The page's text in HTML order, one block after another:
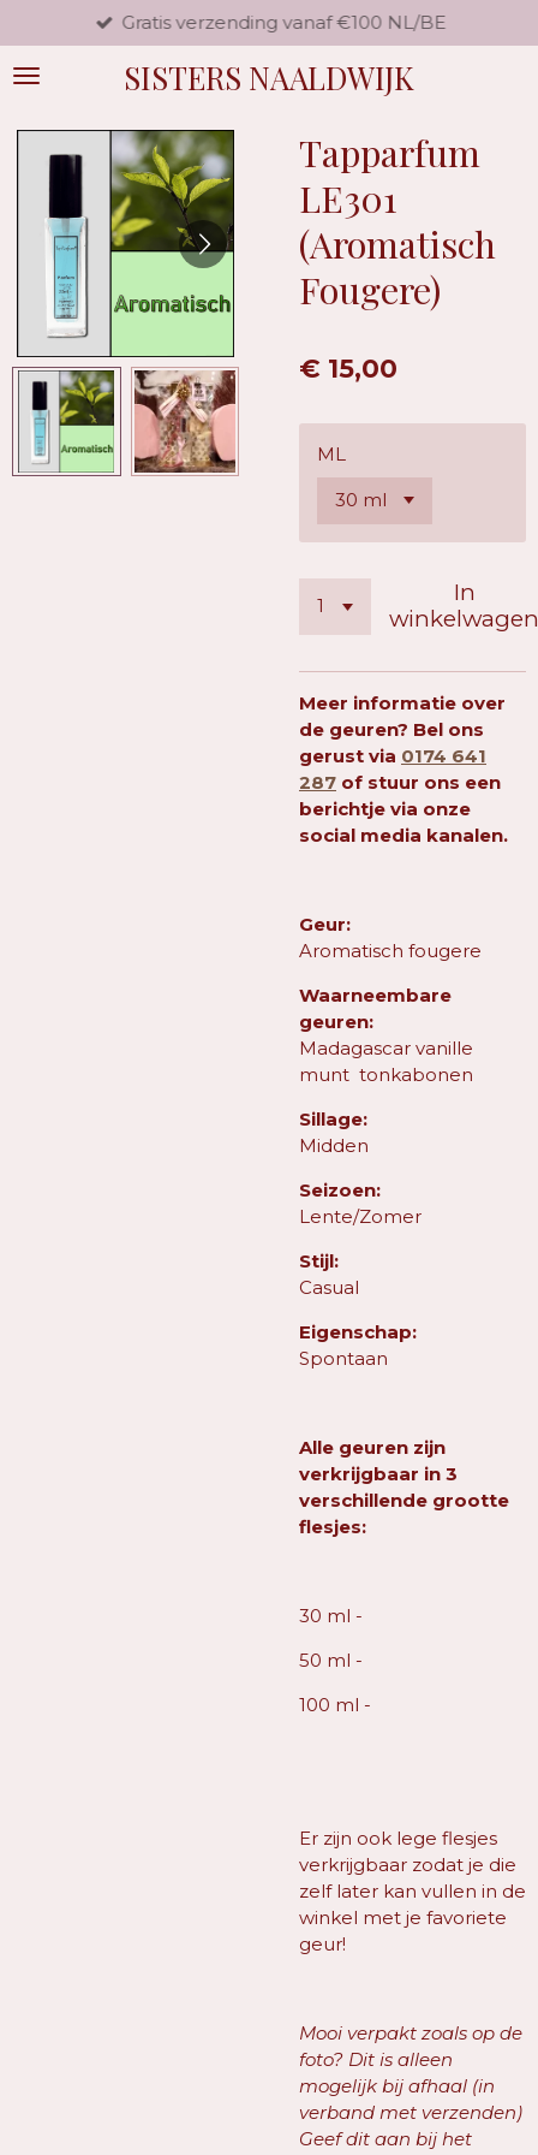
direct
naar
hoofdinhoud
SISTERS NAALDWIJK
Gratis verzending vanaf €100 NL/BE
Tapparfum
LE301
(Aromatisch
Fougere)
€ 15,00
ML
In
Meer informatie over
de geuren? Bel ons
gerust via 0174 641
287 of stuur ons een
berichtje via onze
social media kanalen.
Geur:
Aromatisch fougere
Waarneembare
geuren:
Madagascar vanille
munt tonkabonen
Sillage:
Midden
Seizoen:
Lente/Zomer
Stijl:
Casual
Eigenschap:
Spontaan
Alle geuren zijn
verkrijgbaar in 3
verschillende grootte
flesjes:
30 ml -
50 ml -
100 ml -
Er zijn ook lege flesjes
verkrijgbaar zodat je die
zelf later kan vullen in de
winkel met je favoriete
geur!
Mooi verpakt zoals op de
foto? Dit is alleen
mogelijk bij afhaal (in
verband met verzenden)
Geef dit aan bij het